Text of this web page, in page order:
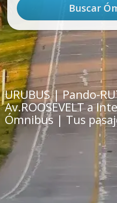
URUBUS | Pando-
Av.ROOSEVELT a
Ómnibus | Tus